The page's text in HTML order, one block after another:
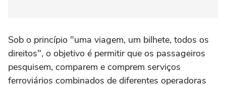
Sob o princípio "uma viagem, um bilhete, todos os
direitos", o objetivo é permitir que os passageiros
pesquisem, comparem e comprem serviços
ferroviários combinados de diferentes operadoras